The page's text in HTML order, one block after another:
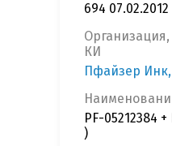
694 07.02.2012
КИ
Пфайзер
PF-05212384
)